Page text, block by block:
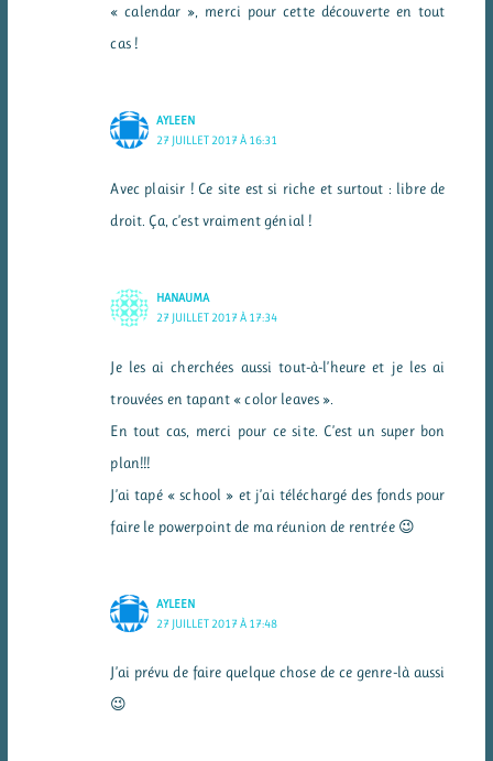
« calendar », merci pour cette découverte en tout
cas !
AYLEEN
27 JUILLET 2017 À 16:31
Avec plaisir ! Ce site est si riche et surtout : libre de
droit. Ça, c’est vraiment génial !
HANAUMA
27 JUILLET 2017 À 17:34
Je les ai cherchées aussi tout-à-l’heure et je les ai
trouvées en tapant « color leaves ».
En tout cas, merci pour ce site. C’est un super bon
plan!!!
J’ai tapé « school » et j’ai téléchargé des fonds pour
faire le powerpoint de ma réunion de rentrée 😉
AYLEEN
27 JUILLET 2017 À 17:48
J’ai prévu de faire quelque chose de ce genre-là aussi
😉